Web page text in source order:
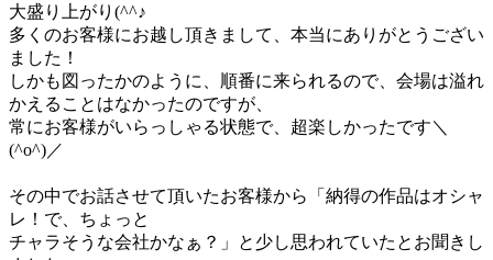
大盛り上がり(^^♪
多くのお客様にお越し頂きまして、本当にありがとうござい
ました！
しかも図ったかのように、順番に来られるので、会場は溢れ
かえることはなかったのですが、
常にお客様がいらっしゃる状態で、超楽しかったです＼
(^o^)／
その中でお話させて頂いたお客様から「納得の作品はオシャ
レ！で、ちょっと
チャラそうな会社かなぁ？」と少し思われていたとお聞きし